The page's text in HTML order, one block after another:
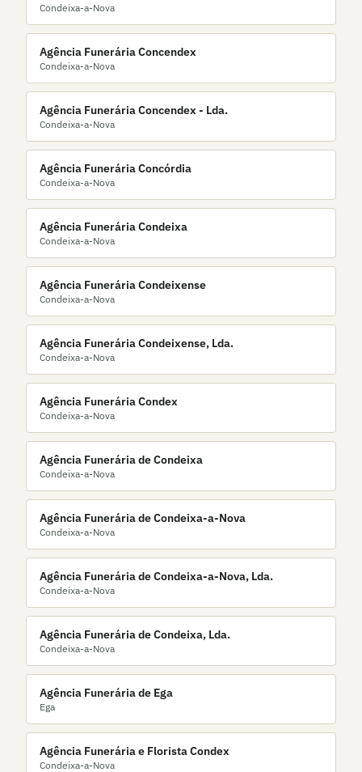
Condeixa-a-Nova
Agência Funerária Concendex
Condeixa-a-Nova
Agência Funerária Concendex - Lda.
Condeixa-a-Nova
Agência Funerária Concórdia
Condeixa-a-Nova
Agência Funerária Condeixa
Condeixa-a-Nova
Agência Funerária Condeixense
Condeixa-a-Nova
Agência Funerária Condeixense, Lda.
Condeixa-a-Nova
Agência Funerária Condex
Condeixa-a-Nova
Agência Funerária de Condeixa
Condeixa-a-Nova
Agência Funerária de Condeixa-a-Nova
Condeixa-a-Nova
Agência Funerária de Condeixa-a-Nova, Lda.
Condeixa-a-Nova
Agência Funerária de Condeixa, Lda.
Condeixa-a-Nova
Agência Funerária de Ega
Ega
Agência Funerária e Florista Condex
Condeixa-a-Nova